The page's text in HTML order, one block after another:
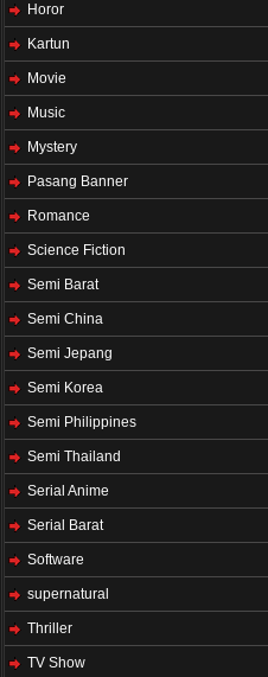
Horor
Kartun
Movie
Music
Mystery
Pasang Banner
Romance
Science Fiction
Semi Barat
Semi China
Semi Jepang
Semi Korea
Semi Philippines
Semi Thailand
Serial Anime
Serial Barat
Software
supernatural
Thriller
TV Show